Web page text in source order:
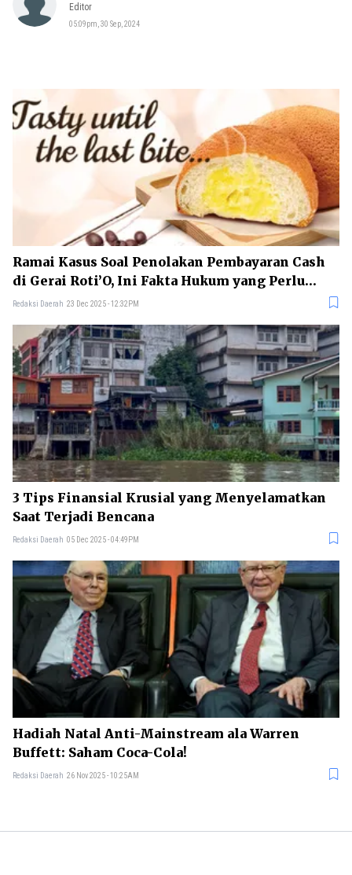
Editor
05:09pm, 30 Sep, 2024
Ramai Kasus Soal Penolakan Pembayaran Cash
di Gerai Roti’O, Ini Fakta Hukum yang Perlu
Diketahui
Redaksi Daerah 23 Dec 2025 - 12:32PM
3 Tips Finansial Krusial yang Menyelamatkan
Saat Terjadi Bencana
Redaksi Daerah 05 Dec 2025 - 04:49PM
Hadiah Natal Anti-Mainstream ala Warren
Buffett: Saham Coca-Cola!
Redaksi Daerah 26 Nov 2025 - 10:25AM